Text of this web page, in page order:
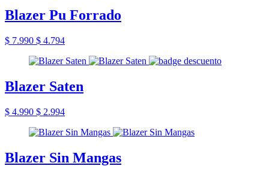
Blazer Pu Forrado
$ 7.990 $ 4.794
Blazer Saten
$ 4.990 $ 2.994
Blazer Sin Mangas